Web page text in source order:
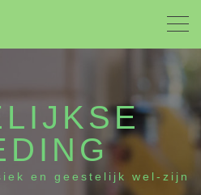
en geestelijk wel-zijn